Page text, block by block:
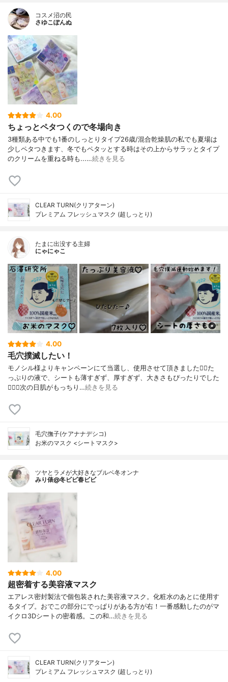
コスメ沼の民
さゆこぽんぬ
4.00
ちょっとペタつくので冬場向き
3種類ある中でも1番のしっとりタイプ26歳/混合乾燥肌の私でも夏場は
少しペタつきます、冬でもペタッとする時はその上からサラッとタイプ
のクリームを重ねる時も...…続きを見る
CLEAR TURN(クリアターン)
プレミアム フレッシュマスク (超しっとり)
たまに出没する主婦
にゃにゃこ
4.00
毛穴撲滅したい！
モノシル様よりキャンペーンにて当選し、使用させて頂きました🙇‍♀️た
っぷりの液で、シートも薄すぎず、厚すぎず、大きさもぴったりでした
🙆🏻‍♀️次の日肌がもっちり…続きを見る
毛穴撫子(ケアナナデシコ)
お米のマスク <シートマスク>
ツヤとラメが大好きなブルベ冬オンナ
みり俵@冬ビビ春ビビ
4.00
超密着する美容液マスク
エアレス密封製法で個包装された美容液マスク。化粧水のあとに使用す
るタイプ。おでこの部分にでっぱりがある方が右！一番感動したのがマ
イクロ3Dシートの密着感。この和…続きを見る
CLEAR TURN(クリアターン)
プレミアム フレッシュマスク (超しっとり)